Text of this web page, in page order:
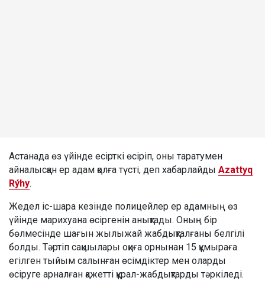
Астанада өз үйінде есірткі өсіріп, оны таратумен
айналысқан ер адам қолға түсті, деп хабарлайды Azattyq
Rýhy.
Жедел іс-шара кезінде полицейлер ер адамның өз
үйінде марихуана өсіргенін анықтады. Оның бір
бөлмесінде шағын жылыжай жабдықталғаны белгілі
болды. Тәртіп сақшылары оқиға орнынан 15 құмыраға
егілген тыйым салынған өсімдіктер мен оларды
өсіруге арналған қажетті құрал-жабдықтарды тәркіледі.